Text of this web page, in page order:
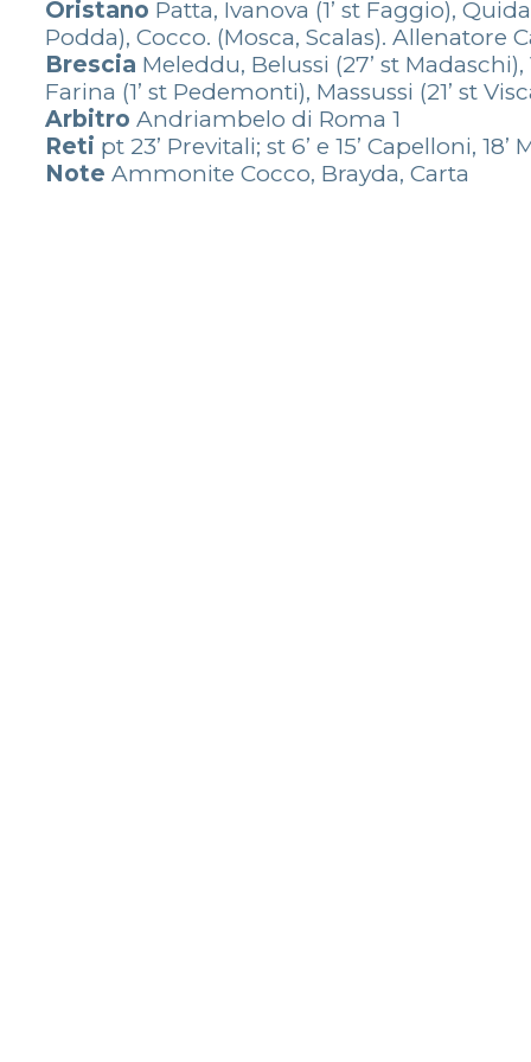
Oristano Patta, Ivanova (1’ st Faggio),
Podda), Cocco. (Mosca, Scalas). Allenatore
Brescia Meleddu, Belussi (27’ st
Farina (1’ st Pedemonti), Massussi (21’ st
Arbitro Andriambelo di Roma 1
Reti pt 23’ Previtali; st 6’ e 15’ Capelloni, 18’
Note Ammonite Cocco, Brayda, Carta